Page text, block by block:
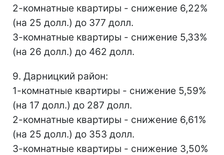
2-комнатные квартиры - снижение 6,22%
(на 25 долл.) до 377 долл.
3-комнатные квартиры - снижение 5,33%
(на 26 долл.) до 462 долл.
9. Дарницкий район:
1-комнатные квартиры - снижение 5,59%
(на 17 долл.) до 287 долл.
2-комнатные квартиры - снижение 6,61%
(на 25 долл.) до 353 долл.
3-комнатные квартиры - снижение 3,50%